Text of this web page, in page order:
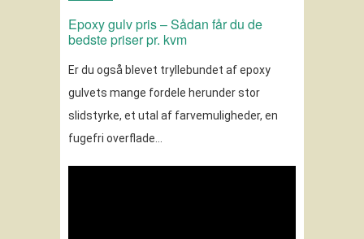
Epoxy gulv pris – Sådan får du de
bedste priser pr. kvm
Er du også blevet tryllebundet af epoxy
gulvets mange fordele herunder stor
slidstyrke, et utal af farvemuligheder, en
fugefri overflade…